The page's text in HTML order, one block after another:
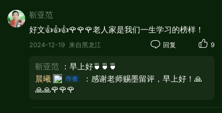
回想父亲的一生，确实让我们心生敬佩，感
到有这样的父亲是我们子女的骄傲和自豪。父
了我们姐弟五人，并把三弟培养的出类拔萃，
工作在国务院办公厅，任党委副书记。有这样
靳亚范
好文👍👍👍🌹🌹🌹老人家是我们一生学习的榜样！
2024-12-19 来自黑龙江 回复 9
靳亚范 ：早上好🍵🍵🍵
晨曦
：感谢老师赐墨留评，早上好！🙏
🙏🙏🌹🌹🌹